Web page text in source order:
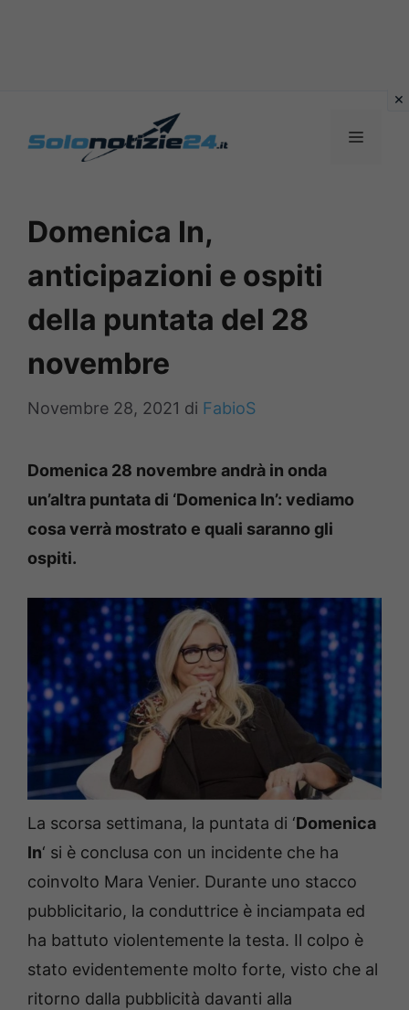
MENU
Domenica In,
anticipazioni e ospiti
della puntata del 28
novembre
Novembre 28, 2021 di FabioS
Domenica 28 novembre andrà in onda
un’altra puntata di ‘Domenica In’: vediamo
cosa verrà mostrato e quali saranno gli
ospiti.
La scorsa settimana, la puntata di ‘Domenica
In‘ si è conclusa con un incidente che ha
coinvolto Mara Venier. Durante uno stacco
pubblicitario, la conduttrice è inciampata ed
ha battuto violentemente la testa. Il colpo è
stato evidentemente molto forte, visto che al
ritorno dalla pubblicità davanti alla